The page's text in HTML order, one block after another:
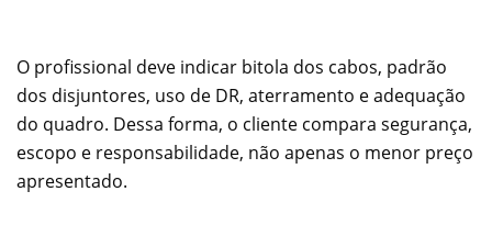
O profissional deve indicar bitola dos cabos, padrão
dos disjuntores, uso de DR, aterramento e adequação
do quadro. Dessa forma, o cliente compara segurança,
escopo e responsabilidade, não apenas o menor preço
apresentado.